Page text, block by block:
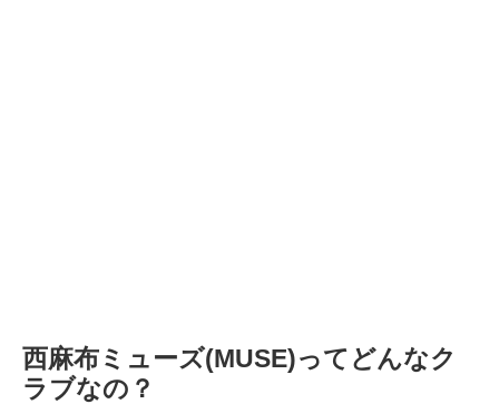
西麻布ミューズ(MUSE)ってどんなク
ラブなの？